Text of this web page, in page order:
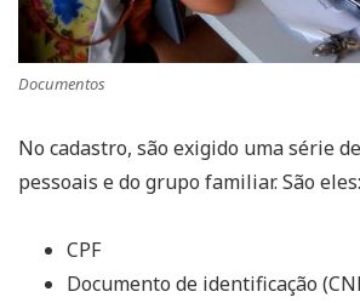
Documentos
No cadastro, são exigido uma série
pessoais e do grupo familiar. São eles:
CPF
Documento de identificação